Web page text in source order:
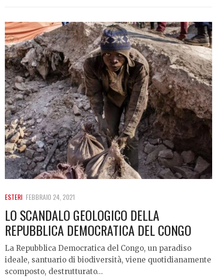
ESTERI FEBBRAIO 24, 2021
LO SCANDALO GEOLOGICO DELLA
REPUBBLICA DEMOCRATICA DEL CONGO
La Repubblica Democratica del Congo, un paradiso
ideale, santuario di biodiversità, viene quotidianamente
scomposto, destrutturato…